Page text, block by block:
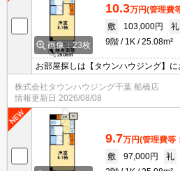
画像：23枚
10.3万円(管理費
敷
103,000円 礼
9階
1K 25.08m²
お部屋探しは【タウンハウジング】に
株式会社タウンハウジング千葉 船橋店
情報更新日 2026/08/08
9.7万円(管理費等
敷
97,000円 礼